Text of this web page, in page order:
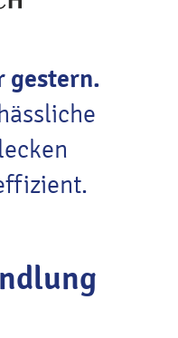
gestern.